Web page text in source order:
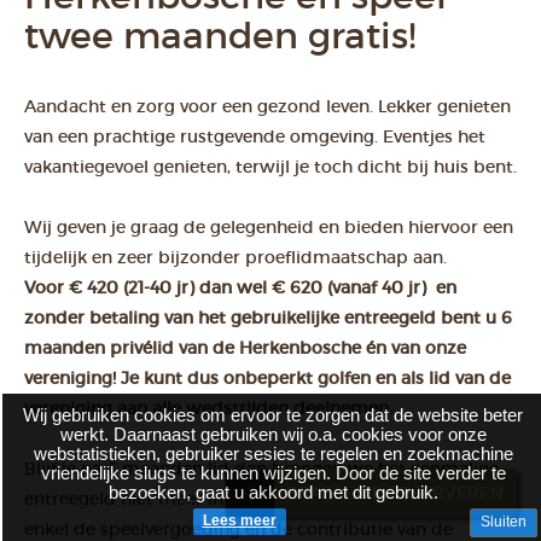
Wij gebruiken cookies om ervoor te zorgen dat de website beter
werkt. Daarnaast gebruiken wij o.a. cookies voor onze
webstatistieken, gebruiker sesies te regelen en zoekmachine
vriendelijke slugs te kunnen wijzigen. Door de site verder te
bezoeken, gaat u akkoord met dit gebruik.
Lees meer Sluiten
twee maanden gratis!
Aandacht en zorg voor een gezond leven. Lekker genieten
van een prachtige rustgevende omgeving. Eventjes het
vakantiegevoel genieten, terwijl je toch dicht bij huis bent.
Wij geven je graag de gelegenheid en bieden hiervoor een
tijdelijk en zeer bijzonder proeflidmaatschap aan.
Voor € 420 (21-40 jr) dan wel € 620 (vanaf 40 jr) en
zonder betaling van het gebruikelijke entreegeld bent u 6
maanden privélid van de Herkenbosche én van onze
vereniging! Je kunt dus onbeperkt golfen en als lid van de
vereniging aan alle wedstrijden deelnemen.
Blijf je na 6 maanden lid dan brengen we het eenmalige
entreegeld niet meer in rekening. Je betaalt vanaf dan
enkel de speelvergoeding en de contributie van de
BRASSERIE RESERVEREN